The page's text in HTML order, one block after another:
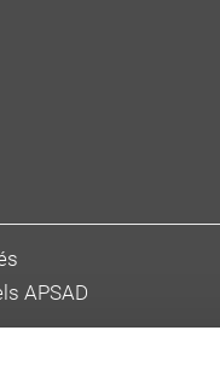
APSAD